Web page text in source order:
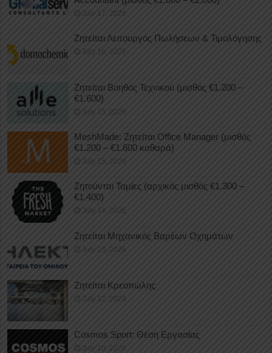
July 17, 2026
Ζητείται Λειτουργός Πωλήσεων & Τιμολόγησης
July 16, 2026
Ζητείται Βοηθός Τεχνικού (μισθός €1.200 –
€1.600)
July 15, 2026
MeshMade: Ζητείται Office Manager (μισθός
€1.200 – €1.600 καθαρά)
July 15, 2026
Ζητούνται Ταμίες (αρχικός μισθός €1.300 –
€1.400)
July 14, 2026
Ζητείται Μηχανικός Βαρέων Οχημάτων
July 13, 2026
Ζητείται Κρεοπώλης
July 12, 2026
Cosmos Sport: Θέση Εργασίας
July 10, 2026